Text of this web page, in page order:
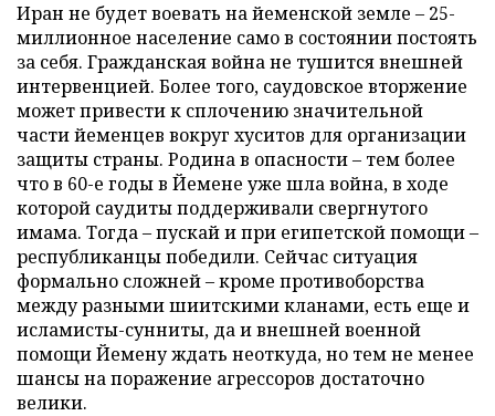
Иран не будет воевать на йеменской земле – 25-
миллионное население само в состоянии постоять
за себя. Гражданская война не тушится внешней
интервенцией. Более того, саудовское вторжение
может привести к сплочению значительной
части йеменцев вокруг хуситов для организации
защиты страны. Родина в опасности – тем более
что в 60-е годы в Йемене уже шла война, в ходе
которой саудиты поддерживали свергнутого
имама. Тогда – пускай и при египетской помощи –
республиканцы победили. Сейчас ситуация
формально сложней – кроме противоборства
между разными шиитскими кланами, есть еще и
исламисты-сунниты, да и внешней военной
помощи Йемену ждать неоткуда, но тем не менее
шансы на поражение агрессоров достаточно
велики.